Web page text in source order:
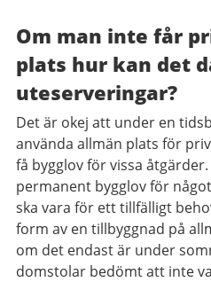
Om man inte får
plats hur kan det
uteserveringar?
Det är okej att under en
använda allmän plats för
få bygglov för vissa
permanent bygglov för
ska vara för ett tillfälligt
form av en tillbyggnad på
om det endast är under
domstolar bedömt att inte